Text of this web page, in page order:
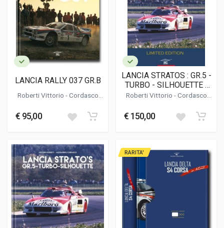
LANCIA RALLY 037 GR.B
Roberti Vittorio -Cordasco
€ 95,00
LANCIA STRATOS : GR.5 -
TURBO - SILHOUETTE (
LIMITED EDITION /
Roberti Vittorio -Cordasco
€ 150,00
RARITA'